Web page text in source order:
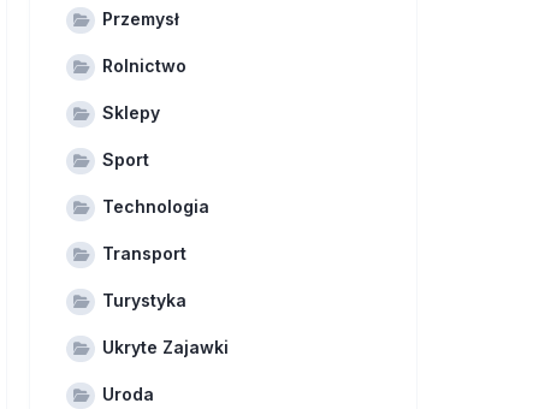
Przemysł
Rolnictwo
Sklepy
Sport
Technologia
Transport
Turystyka
Ukryte Zajawki
Uroda